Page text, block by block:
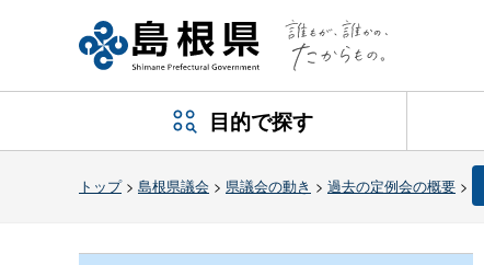
目的で探す
トップ> 島根県議会 > 県議会の動き > 過去の定例会の概要 >